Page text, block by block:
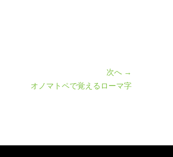
次へ →
オノマトペで覚えるローマ字